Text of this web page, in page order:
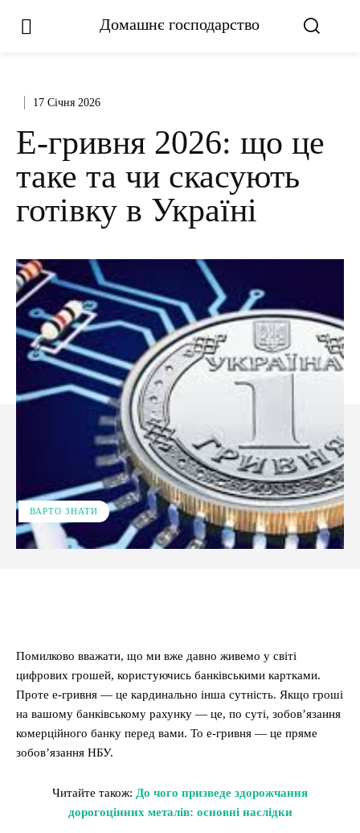
Домашнє господарство
17 Січня 2026
Е-гривня 2026: що це
таке та чи скасують
готівку в Україні
ВАРТО ЗНАТИ
Помилково вважати, що ми вже давно живемо у світі
цифрових грошей, користуючись банківськими картками.
Проте е-гривня — це кардинально інша сутність. Якщо гроші
на вашому банківському рахунку — це, по суті, зобов’язання
комерційного банку перед вами. То е-гривня — це пряме
зобов’язання НБУ.
Читайте також: До чого призведе здорожчання
дорогоцінних металів: основні наслідки